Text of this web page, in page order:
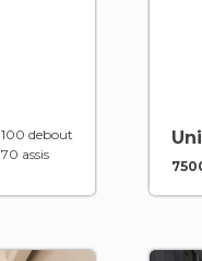
100 debout
70 assis